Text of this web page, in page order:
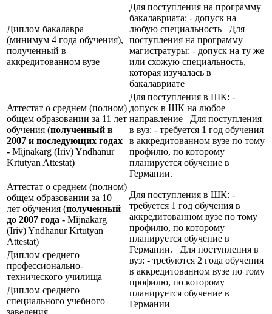
Диплом бакалавра
(минимум 4 года обучения),
полученный в
аккредитованном вузе
Для поступления на программу
бакалавриата: - допуск на
любую специальность Для
поступления на программу
магистратуры: - допуск на ту же
или схожую специальность,
которая изучалась в
бакалавриате
Аттестат о среднем (полном)
общем образовании за 11 лет
обучения (полученный в
2007 и последующих годах
- Mijnakarg (Iriv) Yndhanur
Krtutyan Attestat)
Для поступления в ШК: -
допуск в ШК на любое
направление Для поступления
в вуз: - требуется 1 год обучения
в аккредитованном вузе по тому
профилю, по которому
планируется обучение в
Германии.
Аттестат о среднем (полном)
общем образовании за 10
лет обучения (полученный
до 2007 года - Mijnakarg
(Iriv) Yndhanur Krtutyan
Attestat)
Для поступления в ШК: -
требуется 1 год обучения в
аккредитованном вузе по тому
профилю, по которому
планируется обучение в
Германии. Для поступления в
вуз: - требуются 2 года обучения
в аккредитованном вузе по тому
профилю, по которому
планируется обучение в
Германии
Диплом среднего
профессионально-
технического училища
Диплом среднего
специального учебного